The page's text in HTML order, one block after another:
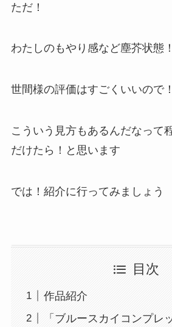
ただ！
わたしのもやり感など塵芥状態
世間様の評価はすごくいいので！
こういう見方もあるんだなって
だけたら！と思います
では！紹介に行ってみましょう
目次
作品紹介
「ブルースカイコンプレ